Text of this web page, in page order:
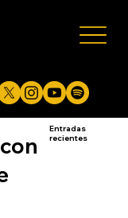
Entradas
recientes